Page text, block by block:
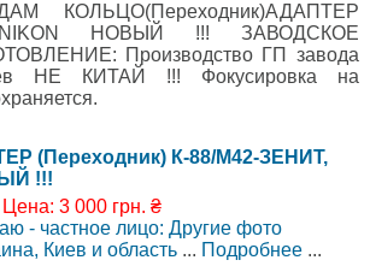
КОЛЬЦО(Переходник)АДАПТЕР
NIKON НОВЫЙ !!! ЗАВОДСКОЕ
Производство ГП завода
НЕ КИТАЙ !!! Фокусировка на
(Переходник) К-88/М42-ЗЕНИТ,
!!!
Цена: 3 000 грн. ₴
- частное лицо: Другие фото
Киев и область ... Подробнее ...